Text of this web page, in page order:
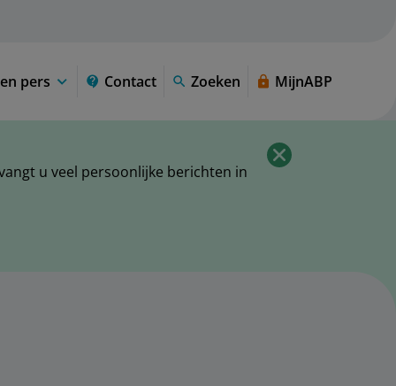
pers Contact Zoeken MijnABP
u veel persoonlijke berichten in